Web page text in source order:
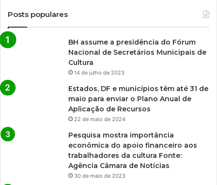
Posts populares
BH assume a presidência do Fórum
Nacional de Secretários Municipais de
Cultura
14 de julho de 2023
Estados, DF e municípios têm até 31 de
maio para enviar o Plano Anual de
Aplicação de Recursos
22 de maio de 2024
Pesquisa mostra importância
econômica do apoio financeiro aos
trabalhadores da cultura Fonte:
Agência Câmara de Notícias
30 de maio de 2023